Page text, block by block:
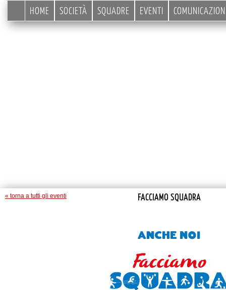
HOME SOCIETÀ SQUADRE EVENTI
« torna a tutti gli eventi FACCIAMO SQUADRA